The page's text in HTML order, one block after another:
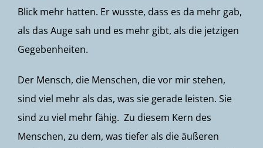
Blick mehr hatten. Er wusste, dass es da mehr gab,
als das Auge sah und es mehr gibt, als die jetzigen
Gegebenheiten.
Der Mensch, die Menschen, die vor mir stehen,
sind viel mehr als das, was sie gerade leisten. Sie
sind zu viel mehr fähig. Zu diesem Kern des
Menschen, zu dem, was tiefer als die äußeren